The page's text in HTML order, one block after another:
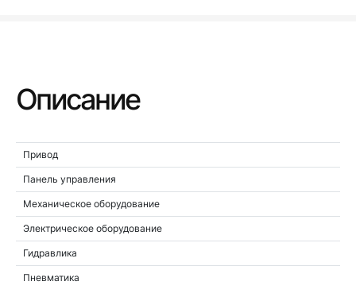
Описание
Привод
Панель управления
Механическое оборудование
Электрическое оборудование
Гидравлика
Пневматика